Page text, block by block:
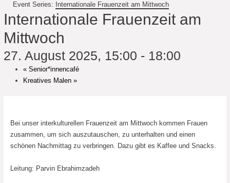
Event Series: Internationale Frauenzeit am Mittwoch
Internationale Frauenzeit am
Mittwoch
27. August 2025, 15:00 - 18:00
« Senior*innencafé
Kreatives Malen»
Bei unser interkulturellen Frauenzeit am Mittwoch kommen Frauen
zusammen, um sich auszutauschen, zu unterhalten und einen
schönen Nachmittag zu verbringen. Dazu gibt es Kaffee und Snacks.
Leitung: Parvin Ebrahimzadeh